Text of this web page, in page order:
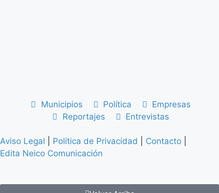
Municipios Política
Empresas
Reportajes
Entrevistas
Aviso Legal Política de Privacidad Contacto
Edita Neico Comunicación